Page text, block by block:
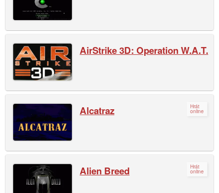
AirStrike 3D: Operation W.A.T.
Hrát
online
Alcatraz
Hrát
online
Alien Breed